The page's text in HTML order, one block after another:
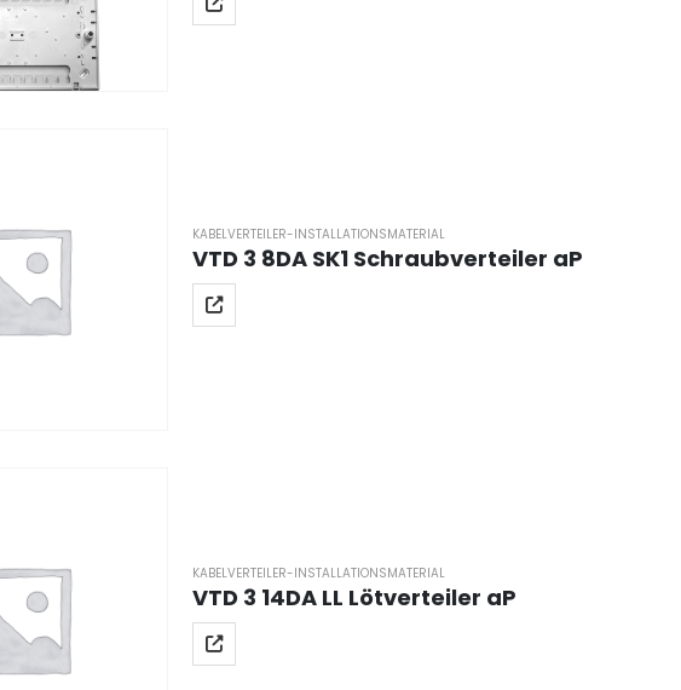
KABELVERTEILER-INSTALLATIONSMATERIAL
VTD 3 8DA SK1 Schraubverteiler aP
KABELVERTEILER-INSTALLATIONSMATERIAL
VTD 3 14DA LL Lötverteiler aP